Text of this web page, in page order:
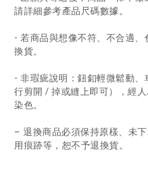
請詳細參考產品尺碼數據 。
- 若商品與想像不符、不合適
換貨。
- 非瑕疵說明：鈕釦輕微鬆動
行剪開 / 掉或縫上即可），經
染色。
- 退換商品必須保持原樣、未下
用痕跡等 ， 恕不予退換貨。